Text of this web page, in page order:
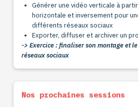
Générer une vidéo verticale à partir
horizontale et inversement pour
différents réseaux sociaux
Exporter, diffuser et archiver un
-> Exercice : finaliser son montage et
réseaux sociaux
Nos prochaines sessions